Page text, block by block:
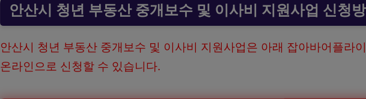
안산시 청년 부동산 중개보수 및 이사비 지원사업 신청
안산시 청년 부동산 중개보수 및 이사비 지원사업은 아래 잡아바어플라
온라인으로 신청할 수 있습니다.